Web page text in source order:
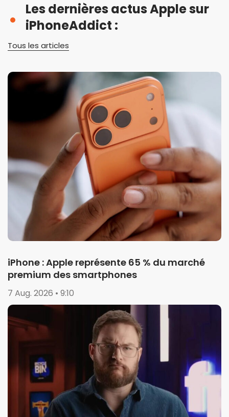
Les dernières actus Apple sur
iPhoneAddict :
Tous les articles
iPhone : Apple représente 65 % du marché
premium des smartphones
7 Aug. 2026 • 9:10